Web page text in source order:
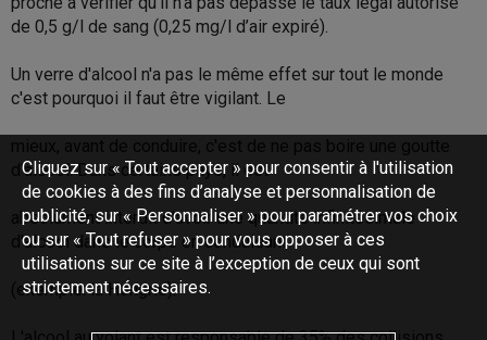
de 0,5 g/l de sang (0,25 mg/l d’air expiré).
Un verre d'alcool n'a pas le même effet sur tout le monde
c'est pourquoi il faut être vigilant. Le
d'alcool. Dans certains pays, il est
absolument interdit d'avoir une quantité infinitésimale
d'alcool dans le corps en conduisant
(exemple: la Hongrie).
Cliquez sur « Tout accepter » pour consentir à l'utilisation
de cookies à des fins d’analyse et personnalisation de
publicité, sur « Personnaliser » pour paramétrer vos choix
ou sur « Tout refuser » pour vous opposer à ces
utilisations sur ce site à l’exception de ceux qui sont
strictement nécessaires.